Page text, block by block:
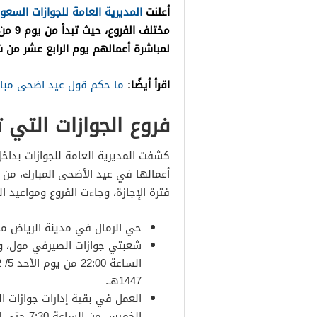
أعلنت المديرية العامة للجوازات
لمباشرة أعمالهم يوم الرابع عشر
اقرأ أيضًا: ما حكم قول عيد اضحى
فروع الجوازات
كشفت المديرية العامة للجوازات
أعمالها في عيد الأضحى المبارك،
فترة الإجازة، وجاءت الفروع ومواعيد
حي الرمال في مدينة الرياض من الساعة
1447هـ.
العمل في بقية إدارات جوازات